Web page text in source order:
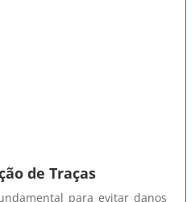
de Traças
para evitar danos